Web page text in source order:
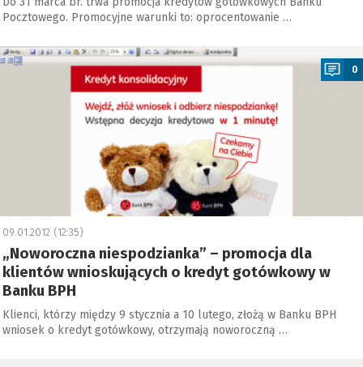
Pocztowego. Promocyjne warunki to: oprocentowanie …
0
09.01.2012 (12:35)
„Noworoczna niespodzianka” – promocja dla
klientów wnioskujących o kredyt gotówkowy w
Banku BPH
Klienci, którzy między 9 stycznia a 10 lutego, złożą w Banku BPH
wniosek o kredyt gotówkowy, otrzymają noworoczną …